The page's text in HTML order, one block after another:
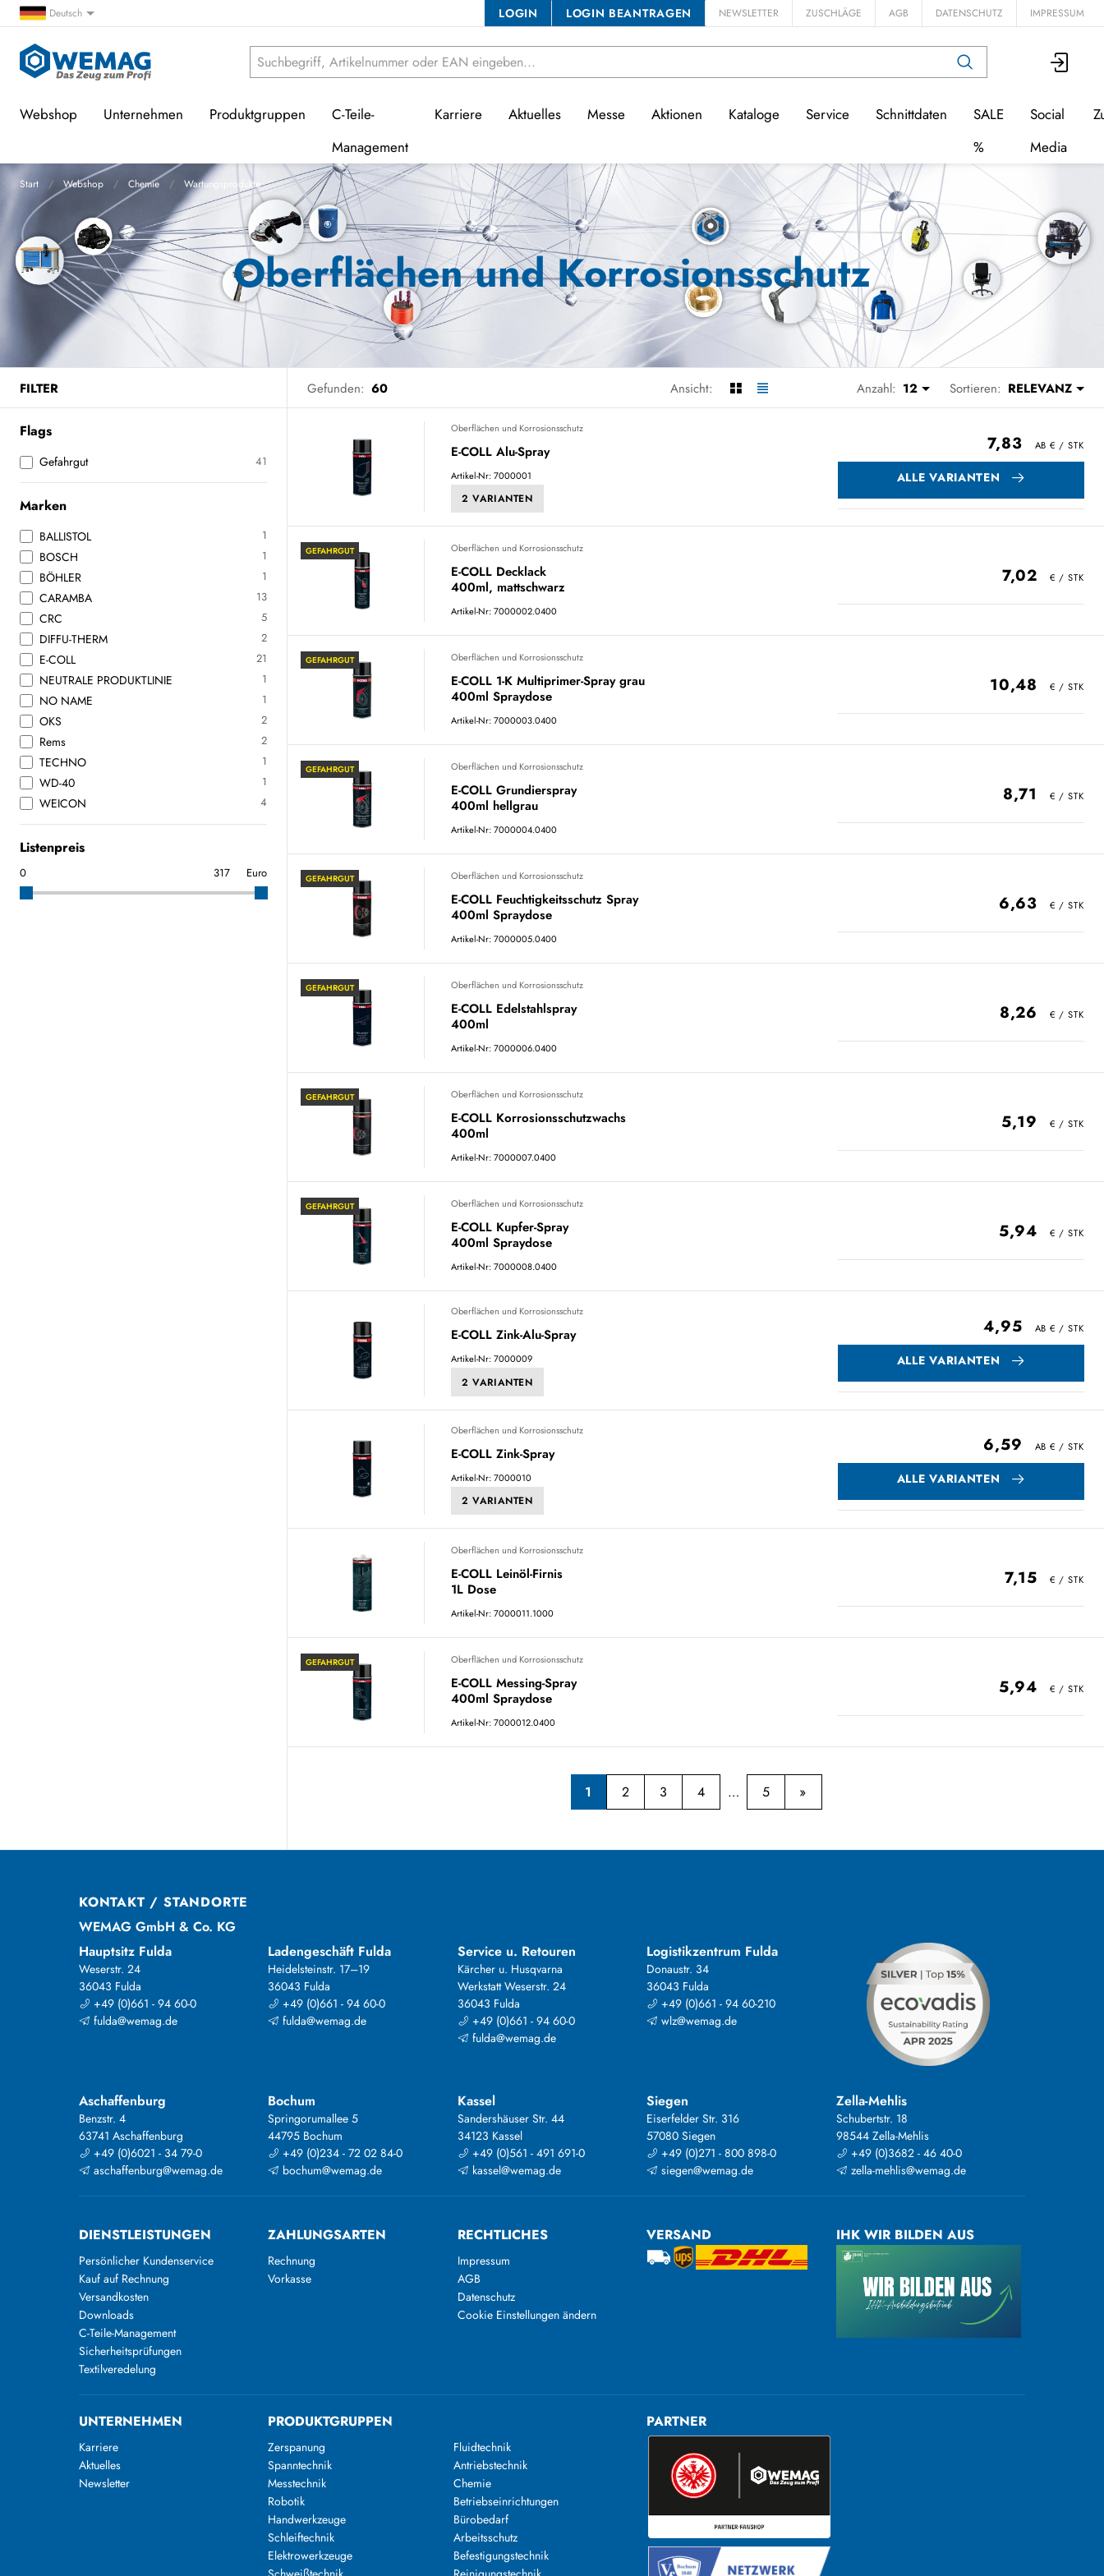
Deutsch LOGIN LOGIN BEANTRAGEN NEWSLETTER ZUSCHLÄGE AGB DATENSCHUTZ IMPRESSUM
Webshop Unternehmen Produktgruppen
C-Teile-
Management
Karriere Aktuelles Messe Aktionen Kataloge Service Schnittdaten
SALE
%
Social
Media
Start Webshop Chemie Wartungsprodukte
Oberflächen und Korrosionsschutz
FILTER Gefunden: 60 Ansicht: Anzahl: 12 Sortieren: RELEVANZ
Flags
Gefahrgut 41
Marken
BALLISTOL 1
BOSCH 1
BÖHLER 1
CARAMBA 13
CRC 5
DIFFU-THERM 2
E-COLL 21
NEUTRALE PRODUKTLINIE 1
NO NAME 1
OKS 2
Rems 2
TECHNO 1
WD-40 1
WEICON 4
Listenpreis
Euro
Oberflächen und Korrosionsschutz
E-COLL Alu-Spray
Artikel-Nr: 7000001
2 VARIANTEN
7,83
ALLE VARIANTEN
GEFAHRGUT Oberflächen und Korrosionsschutz
E-COLL Decklack
400ml, mattschwarz
Artikel-Nr: 7000002.0400
7,02
GEFAHRGUT Oberflächen und Korrosionsschutz
E-COLL 1-K Multiprimer-Spray grau
400ml Spraydose
Artikel-Nr: 7000003.0400
10,48
GEFAHRGUT Oberflächen und Korrosionsschutz
E-COLL Grundierspray
400ml hellgrau
Artikel-Nr: 7000004.0400
8,71
GEFAHRGUT Oberflächen und Korrosionsschutz
E-COLL Feuchtigkeitsschutz Spray
400ml Spraydose
Artikel-Nr: 7000005.0400
6,63
GEFAHRGUT Oberflächen und Korrosionsschutz
E-COLL Edelstahlspray
400ml
Artikel-Nr: 7000006.0400
8,26
GEFAHRGUT Oberflächen und Korrosionsschutz
E-COLL Korrosionsschutzwachs
400ml
Artikel-Nr: 7000007.0400
5,19
GEFAHRGUT Oberflächen und Korrosionsschutz
E-COLL Kupfer-Spray
400ml Spraydose
Artikel-Nr: 7000008.0400
5,94
Oberflächen und Korrosionsschutz
E-COLL Zink-Alu-Spray
Artikel-Nr: 7000009
2 VARIANTEN
4,95
ALLE VARIANTEN
Oberflächen und Korrosionsschutz
E-COLL Zink-Spray
Artikel-Nr: 7000010
2 VARIANTEN
6,59
ALLE VARIANTEN
Oberflächen und Korrosionsschutz
E-COLL Leinöl-Firnis
1L Dose
Artikel-Nr: 7000011.1000
7,15
GEFAHRGUT Oberflächen und Korrosionsschutz
E-COLL Messing-Spray
400ml Spraydose
Artikel-Nr: 7000012.0400
5,94
1 2 3 4 5
KONTAKT / STANDORTE
WEMAG GmbH & Co. KG
Hauptsitz Fulda
Weserstr. 24
36043 Fulda
+49 (0)661 - 94 60-0
fulda@wemag.de
Ladengeschäft Fulda
Heidelsteinstr. 17–19
36043 Fulda
+49 (0)661 - 94 60-0
fulda@wemag.de
Service u. Retouren
Kärcher u. Husqvarna
Werkstatt Weserstr. 24
36043 Fulda
+49 (0)661 - 94 60-0
fulda@wemag.de
Logistikzentrum Fulda
Donaustr. 34
36043 Fulda
+49 (0)661 - 94 60-210
wlz@wemag.de
Aschaffenburg
Benzstr. 4
63741 Aschaffenburg
+49 (0)6021 - 34 79-0
aschaffenburg@wemag.de
Bochum
Springorumallee 5
44795 Bochum
+49 (0)234 - 72 02 84-0
bochum@wemag.de
Kassel
Sandershäuser Str. 44
34123 Kassel
+49 (0)561 - 491 691-0
kassel@wemag.de
Siegen
Eiserfelder Str. 316
57080 Siegen
+49 (0)271 - 800 898-0
siegen@wemag.de
Zella-Mehlis
Schubertstr. 18
98544 Zella-Mehlis
+49 (0)3682 - 46 40-0
zella-mehlis@wemag.de
DIENSTLEISTUNGEN
Persönlicher Kundenservice
Kauf auf Rechnung
Versandkosten
Downloads
C-Teile-Management
Sicherheitsprüfungen
Textilveredelung
ZAHLUNGSARTEN
Rechnung
Vorkasse
RECHTLICHES
Impressum
AGB
Datenschutz
Cookie Einstellungen ändern
VERSAND IHK WIR BILDEN AUS
UNTERNEHMEN
Karriere
Aktuelles
Newsletter
PRODUKTGRUPPEN
Zerspanung
Spanntechnik
Messtechnik
Robotik
Handwerkzeuge
Schleiftechnik
Elektrowerkzeuge
Fluidtechnik
Antriebstechnik
Chemie
Betriebseinrichtungen
Bürobedarf
Arbeitsschutz
Befestigungstechnik
PARTNER